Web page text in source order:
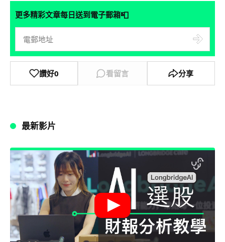
更多精彩文章每日送到電子郵箱📮
讚好0 看留言 分享
最新影片